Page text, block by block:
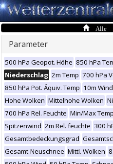
Alle
Parameter
500 hPa Geopot. Höhe 850 hPa
Niederschlag 2m Temp 700 hPa
850 hPa Pot. Äquiv. Temp 10m Wind
Hohe Wolken Mittelhohe Wolken
700 hPa Rel. Feuchte Min/Max
Spitzenwind 2m Rel. feuchte 300
Gesamtbedeckungsgrad
Gesamt-Neuschnee Mittl. Wolken